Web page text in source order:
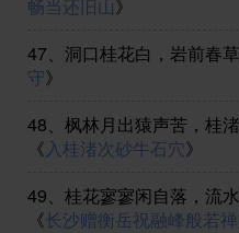
畅当还旧山》
47、 洞口桂花白，岩前春草
守》
48、 枫林月出猿声苦，桂
《入桂渚次砂牛石穴》
49、 桂花寥寥闲自落，流
《长沙赠衡岳祝融峰般若